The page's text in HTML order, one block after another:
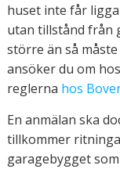
huset inte får
utan tillstånd från
större än så
ansöker du om
reglerna hos
En anmälan ska
tillkommer
garagebygget